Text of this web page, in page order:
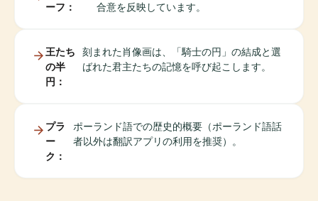
ーフ：
合意を反映しています。
王たち
の半
円：
刻まれた肖像画は、「騎士の円」の結成と選
ばれた君主たちの記憶を呼び起こします。
プラ
ー
ク：
ポーランド語での歴史的概要（ポーランド語話
者以外は翻訳アプリの利用を推奨）。